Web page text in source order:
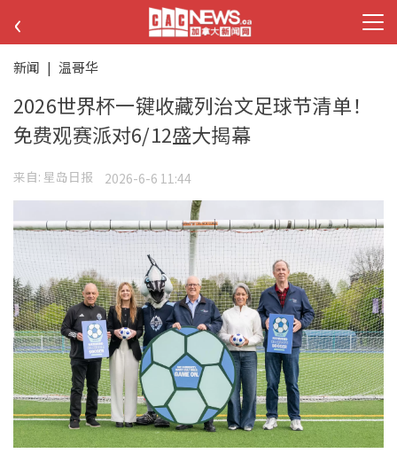
‹
新闻 | 温哥华
2026世界杯一键收藏列治文足球节清单！
免费观赛派对6/12盛大揭幕
来自: 星岛日报 2026-6-6 11:44